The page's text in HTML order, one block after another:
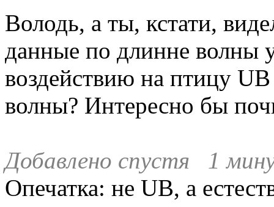
Володь, а ты, кстати,
данные по длинне волны
воздействию на птицу
волны? Интересно бы
Добавлено спустя 1
Опечатка: не UB, а